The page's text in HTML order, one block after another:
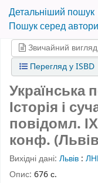
Детальніший пошук
Пошук серед
Звичайний вигляд
Перегляд у ISBD
Українська
Історія і
повідомл.
конф.
Вихідні дані: Львів :
Опис: 676 с.